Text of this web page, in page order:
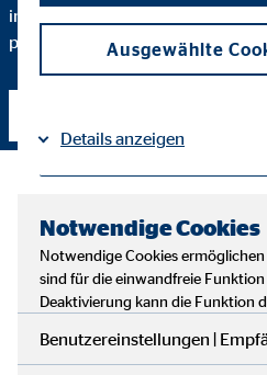
inwiefern diese zu Ihnen und
passt.
Ausgewählte
Details anzeigen
Notwendige Cookies
Notwendige Cookies
sind für die einwandfreie
Deaktivierung kann die Funktion
Benutzereinstellungen |